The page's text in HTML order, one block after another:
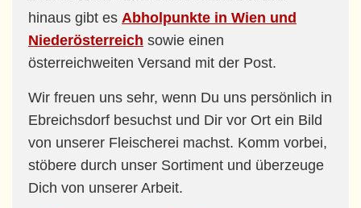
hinaus gibt es Abholpunkte in Wien und
Niederösterreich sowie einen
österreichweiten Versand mit der Post.
Wir freuen uns sehr, wenn Du uns persönlich in
Ebreichsdorf besuchst und Dir vor Ort ein Bild
von unserer Fleischerei machst. Komm vorbei,
stöbere durch unser Sortiment und überzeuge
Dich von unserer Arbeit.